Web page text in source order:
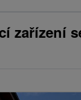
zařízení